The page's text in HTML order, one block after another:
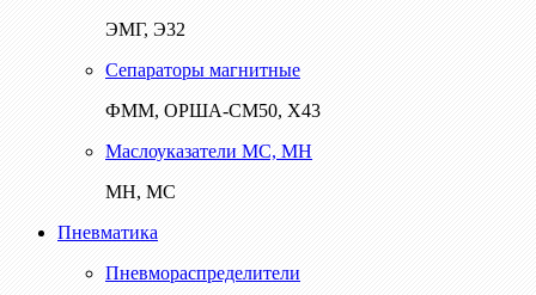
ЭМГ, Э32
Сепараторы магнитные
ФММ, ОРША-СМ50, Х43
Маслоуказатели МС, МН
МН, МС
Пневматика
Пневмораспределители